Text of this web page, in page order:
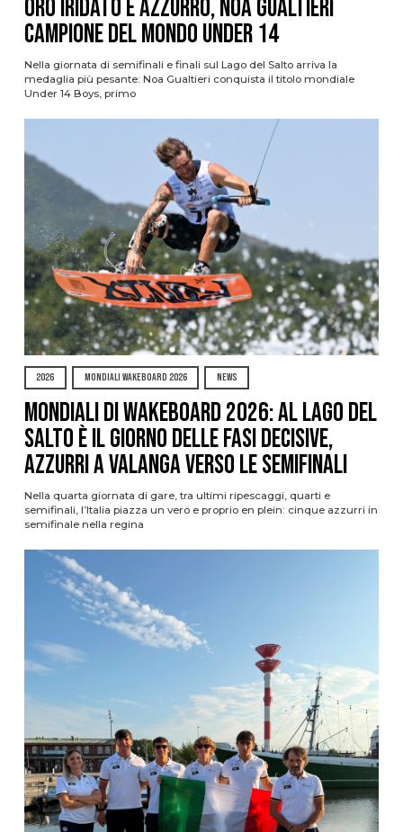
oro iridato è azzurro, Noa Gualtieri
campione del mondo Under 14
Nella giornata di semifinali e finali sul Lago del Salto arriva la
medaglia più pesante: Noa Gualtieri conquista il titolo mondiale
Under 14 Boys, primo
2026 MONDIALI WAKEBOARD 2026 NEWS
Mondiali di Wakeboard 2026: al Lago del
Salto è il giorno delle fasi decisive,
azzurri a valanga verso le semifinali
Nella quarta giornata di gare, tra ultimi ripescaggi, quarti e
semifinali, l’Italia piazza un vero e proprio en plein: cinque azzurri in
semifinale nella regina